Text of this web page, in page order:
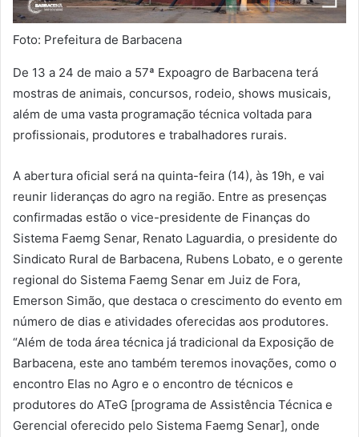
Foto: Prefeitura de Barbacena
De 13 a 24 de maio a 57ª Expoagro de Barbacena terá
mostras de animais, concursos, rodeio, shows musicais,
além de uma vasta programação técnica voltada para
profissionais, produtores e trabalhadores rurais.
A abertura oficial será na quinta-feira (14), às 19h, e vai
reunir lideranças do agro na região. Entre as presenças
confirmadas estão o vice-presidente de Finanças do
Sistema Faemg Senar, Renato Laguardia, o presidente do
Sindicato Rural de Barbacena, Rubens Lobato, e o gerente
regional do Sistema Faemg Senar em Juiz de Fora,
Emerson Simão, que destaca o crescimento do evento em
número de dias e atividades oferecidas aos produtores.
“Além de toda área técnica já tradicional da Exposição de
Barbacena, este ano também teremos inovações, como o
encontro Elas no Agro e o encontro de técnicos e
produtores do ATeG [programa de Assistência Técnica e
Gerencial oferecido pelo Sistema Faemg Senar], onde